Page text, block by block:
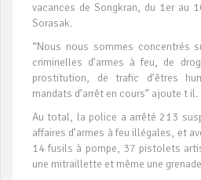
vacances de Songkran, du 1er au
Sorasak.
“Nous nous sommes concentrés
criminelles d’armes à feu, de
prostitution, de trafic d’êtres
mandats d’arrêt en cours” ajoute t il.
Au total, la police a arrêté 213
affaires d’armes à feu illégales, et
14 fusils à pompe, 37 pistolets
une mitraillette et même une